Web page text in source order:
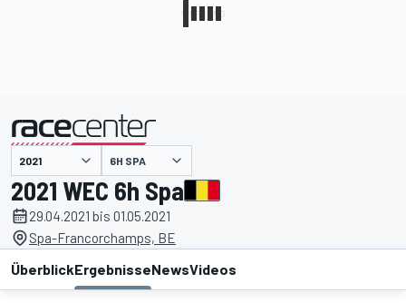
6H SPA
2021 WEC 6h Spa
29.04.2021 bis 01.05.2021
Spa-Francorchamps, BE
ÜberblickErgebnisseNewsVideos